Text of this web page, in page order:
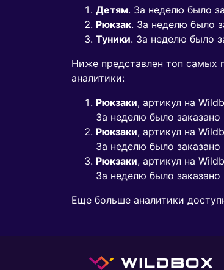
Детям. За неделю было
Рюкзак. За неделю было
Туники. За неделю было
Ниже представлен топ самых
аналитики:
Рюкзаки, артикул на
За неделю было заказано
Рюкзаки, артикул на
За неделю было заказано
Рюкзаки, артикул на
За неделю было заказано
Еще больше аналитики